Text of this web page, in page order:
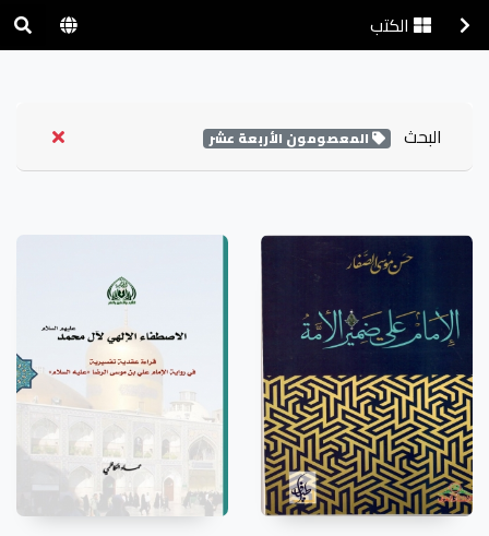
الكتب
البحث المعصومون الأربعة عشر